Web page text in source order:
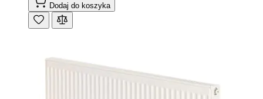
Dodaj do koszyka